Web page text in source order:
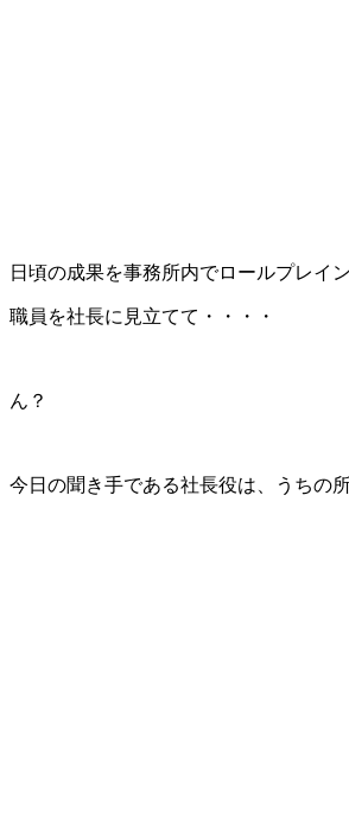
日頃の成果を事務所内でロールプレイ
職員を社長に見立てて・・・・
ん？
今日の聞き手である社長役は、うちの所